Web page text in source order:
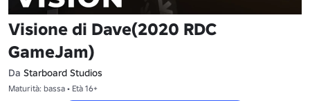
Visione di Dave(2020 RDC
GameJam)
Da Starboard Studios
Maturità: bassa • Età 16+